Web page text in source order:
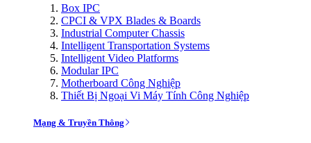
Box IPC
CPCI & VPX Blades & Boards
Industrial Computer Chassis
Intelligent Transportation Systems
Intelligent Video Platforms
Modular IPC
Motherboard Công Nghiệp
Thiết Bị Ngoại Vi Máy Tính Công Nghiệp
Mạng & Truyền Thông